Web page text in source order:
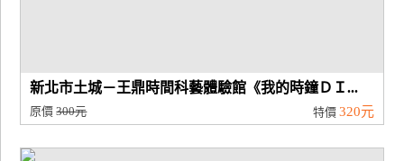
新北市土城－王鼎時間科藝體驗館《我的時鐘ＤＩ...
原價300元 特價 320元